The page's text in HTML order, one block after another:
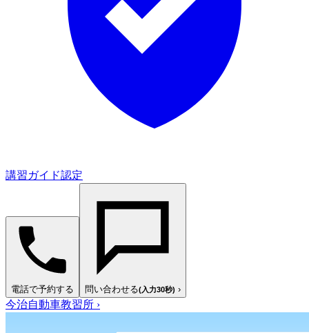
講習ガイド認定
電話で予約する 問い合わせる(入力30秒) ›
今治自動車教習所 ›